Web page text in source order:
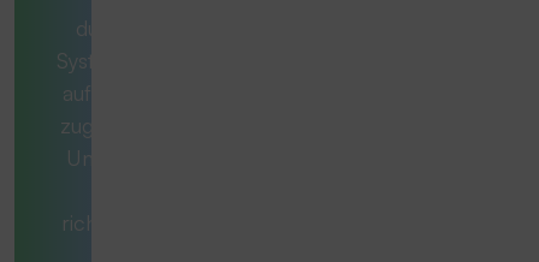
durchdachtes
System, das exakt
auf Ihren Bedarf
zugeschnitten ist.
Unsere Berater
richtigen Fragen,